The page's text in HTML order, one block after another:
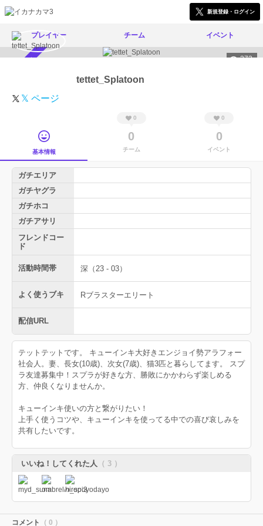
新規登録・ログイン
プレイヤー チーム イベント
373
tettet_Splatoon
𝕏 ページ
基本情報
0
0
チーム
0
0
イベント
ガチエリア
ガチヤグラ
ガチホコ
ガチアサリ
フレンドコー
ド
活動時間帯 深（23 - 03）
よく使うブキ Rブラスターエリート
配信URL
テットテットです。 キューインキ大好きエンジョイ勢アラフォー
社会人。妻、長女(10歳)、次女(7歳)、猫3匹と暮らしてます。 スプ
ラ友達募集中！スプラが好きな方、勝敗にかかわらず楽しめる
方、仲良くなりませんか。
キューインキ使いの方と繋がりたい！
上手く使うコツや、キューインキを使ってる中での喜び哀しみを
共有したいです。
いいね！してくれた人 （ 3 ）
コメント （ 0 ）